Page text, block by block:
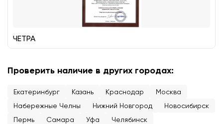
ЧЕТРА
Проверить наличие в других городах:
Екатеринбург Казань Краснодар
Москва
Набережные Челны
Нижний Новгород
Новосибирск
Пермь
Самара Уфа Челябинск